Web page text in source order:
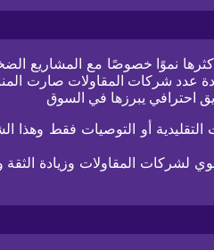
نموًا خصوصًا مع المشاريع
ضمن رؤية السعودية 2030 لكن مع زيادة عدد شركات
احترافي يبرزها في السوق
التقليدية أو التوصيات فقط
المقاولات وزيادة الثقة